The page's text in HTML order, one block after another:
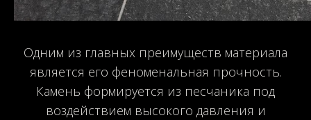
Одним из главных преимуществ материала
является его феноменальная прочность.
Камень формируется из песчаника под
воздействием высокого давления и